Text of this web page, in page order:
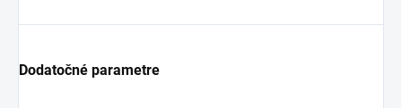
Dodatočné parametre